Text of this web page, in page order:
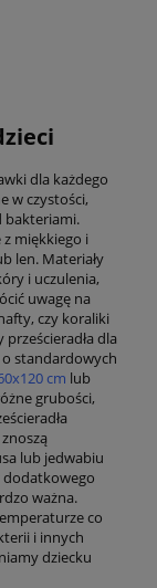
dla każdego
w czystości,
bakteriami.
miękkiego i
len. Materiały
i uczulenia,
uwagę na
czy koraliki
dla
o standardowych
cm lub
grubości,
lub jedwabiu
dodatkowego
ważna.
co
i innych
dziecku